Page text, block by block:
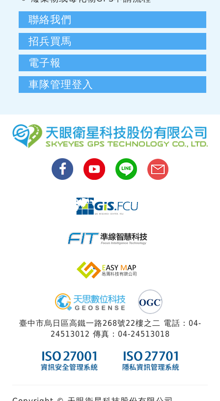
聯絡我們
招兵買馬
電子報
車隊管理登入
臺中市烏日區高鐵一路268號22樓之二 電話：04-
24513012 傳真：04-24513018